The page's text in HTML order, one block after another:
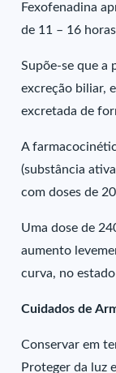
Fexofenadina
de 11 – 16
Supõe-se que a
excreção biliar,
excretada de
A
(substância
com doses de
Uma dose de
aumento
curva, no
Cuidados de
Conservar em
Proteger da luz